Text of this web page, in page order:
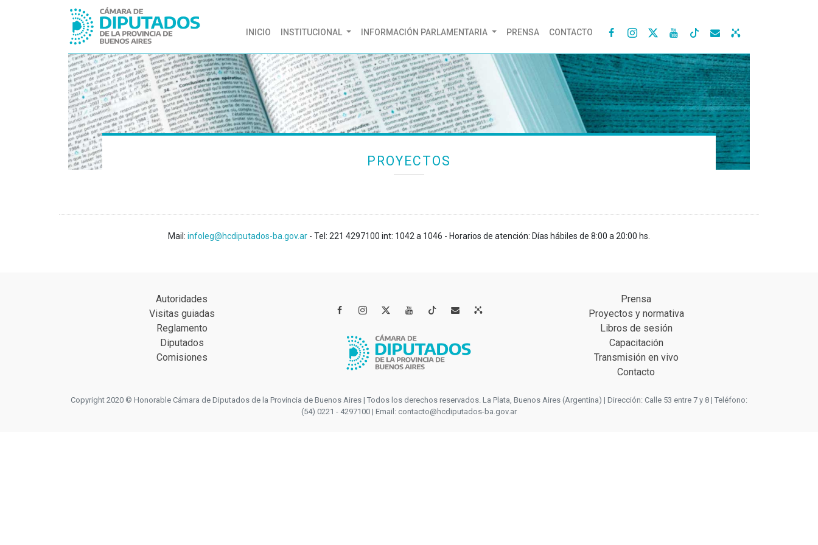
INICIO (CURRENT)
INSTITUCIONAL INFORMACIÓN PARLAMENTARIA PRENSA CONTACTO    
PROYECTOS
Mail: infoleg@hcdiputados-ba.gov.ar - Tel: 221 4297100 int: 1042 a 1046 - Horarios de atención: Días hábiles de 8:00 a 20:00 hs.
Autoridades
Visitas guiadas
Reglamento
Diputados
Comisiones
   
Prensa
Proyectos y normativa
Libros de sesión
Capacitación
Transmisión en vivo
Contacto
Copyright 2020 © Honorable Cámara de Diputados de la Provincia de Buenos Aires | Todos los derechos reservados. La Plata, Buenos Aires (Argentina) | Dirección: Calle 53 entre 7 y 8 | Teléfono:
(54) 0221 - 4297100 | Email: contacto@hcdiputados-ba.gov.ar